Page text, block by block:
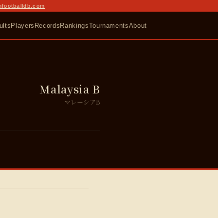
Players RecordsRankingsTournamentsAbout
Malaysia B
マレーシアB